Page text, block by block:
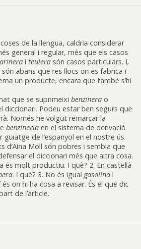
de la llengua, caldria considerar
general i regular, més que els casos
i teulera són casos particulars. I,
són abans que res llocs on es fabrica i
un producte, encara que també s’hi
que se suprimeixi benzinera o
diccionari. Podeu estar ben segurs que
Només he volgut remarcar la
benzineria en el sistema de derivació
guiatge de l’espanyol en el nostre ús.
d’Aina Moll són pobres i sembla que
el diccionari més que altra cosa.
és molt productiu. I què? 2. En castellà
. I què? 3. No és igual gasolina i
és on hi ha cosa a revisar. És el que dic
de l’article.